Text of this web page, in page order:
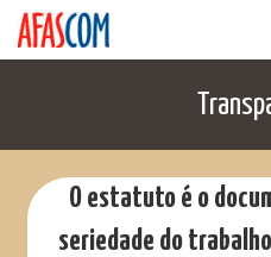
O estatuto é o
seriedade do